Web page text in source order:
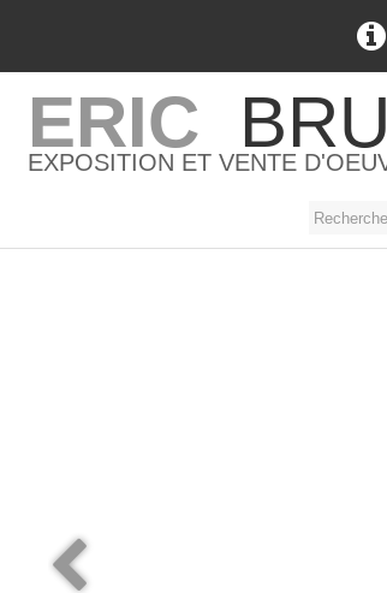
ERIC
EXPOSITION ET VENTE